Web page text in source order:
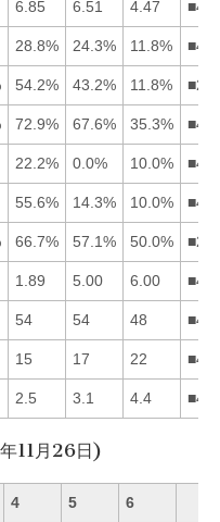
6.85 6.51 4.47
28.8% 24.3% 11.8%
54.2% 43.2% 11.8%
72.9% 67.6% 35.3%
22.2% 0.0% 10.0%
55.6% 14.3% 10.0%
66.7% 57.1% 50.0%
1.89 5.00 6.00
54 54 48
15 17 22
2.5 3.1 4.4
11月26日)
4 5 6